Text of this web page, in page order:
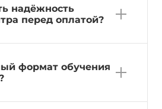
надёжность
перед оплатой?
формат обучения